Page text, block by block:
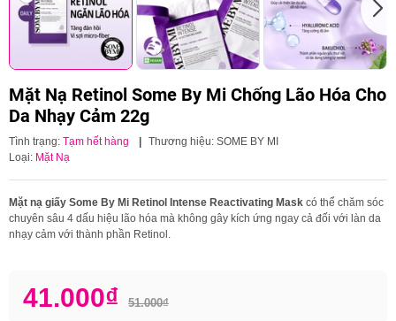
Mặt Nạ Retinol Some By Mi Chống Lão Hóa Cho
Da Nhạy Cảm 22g
Tình trạng: Tạm hết hàng | Thương hiệu: SOME BY MI
Loại: Mặt Nạ
Mặt nạ giấy Some By Mi Retinol Intense Reactivating Mask có thể chăm sóc
chuyên sâu 4 dấu hiệu lão hóa mà không gây kích ứng ngay cả đối với làn da
nhạy cảm với thành phần Retinol.
41.000₫ 51.000₫